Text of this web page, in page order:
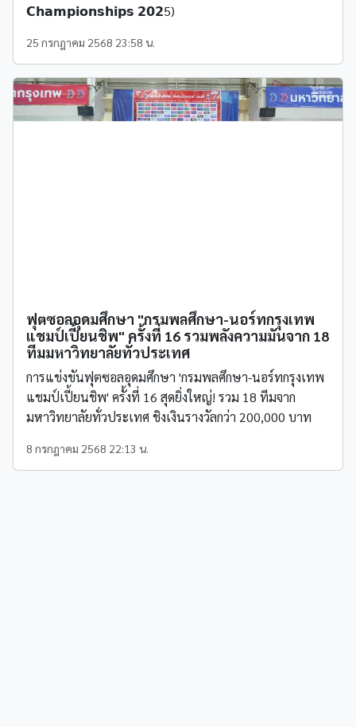
𝗖𝗵𝗮𝗺𝗽𝗶𝗼𝗻𝘀𝗵𝗶𝗽𝘀 𝟮𝟬𝟮5)
25 กรกฎาคม 2568 23:58 น.
ฟุตซอลอุดมศึกษา "กรมพลศึกษา-นอร์ทกรุงเทพ
แชมป์เปี้ยนชิพ" ครั้งที่ 16 รวมพลังความมันจาก 18
ทีมมหาวิทยาลัยทั่วประเทศ
การแข่งขันฟุตซอลอุดมศึกษา 'กรมพลศึกษา-นอร์ทกรุงเทพ
แชมป์เปี้ยนชิพ' ครั้งที่ 16 สุดยิ่งใหญ่! รวม 18 ทีมจาก
มหาวิทยาลัยทั่วประเทศ ชิงเงินรางวัลกว่า 200,000 บาท
8 กรกฎาคม 2568 22:13 น.